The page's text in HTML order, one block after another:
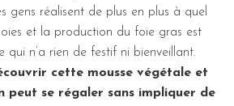
gens réalisent de plus en plus à quel
et la production du foie gras est
qui n’a rien de festif ni bienveillant.
cette mousse végétale et
peut se régaler sans impliquer de